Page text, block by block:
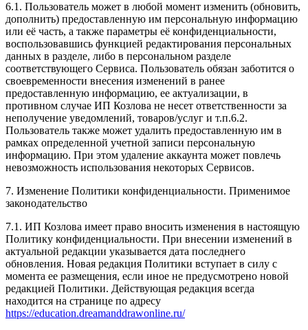
6.1. Пользователь может в любой момент изменить (обновить,
дополнить) предоставленную им персональную информацию
или её часть, а также параметры её конфиденциальности,
воспользовавшись функцией редактирования персональных
данных в разделе, либо в персональном разделе
соответствующего Сервиса. Пользователь обязан заботится о
своевременности внесения изменений в ранее
предоставленную информацию, ее актуализации, в
противном случае ИП Козлова не несет ответственности за
неполучение уведомлений, товаров/услуг и т.п.6.2.
Пользователь также может удалить предоставленную им в
рамках определенной учетной записи персональную
информацию. При этом удаление аккаунта может повлечь
невозможность использования некоторых Сервисов.
7. Изменение Политики конфиденциальности. Применимое
законодательство
7.1. ИП Козлова имеет право вносить изменения в настоящую
Политику конфиденциальности. При внесении изменений в
актуальной редакции указывается дата последнего
обновления. Новая редакция Политики вступает в силу с
момента ее размещения, если иное не предусмотрено новой
редакцией Политики. Действующая редакция всегда
находится на странице по адресу
https://education.dreamanddrawonline.ru/